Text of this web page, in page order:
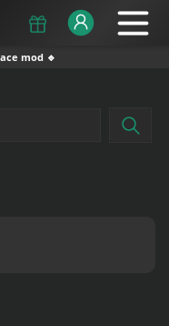
mod 🔹